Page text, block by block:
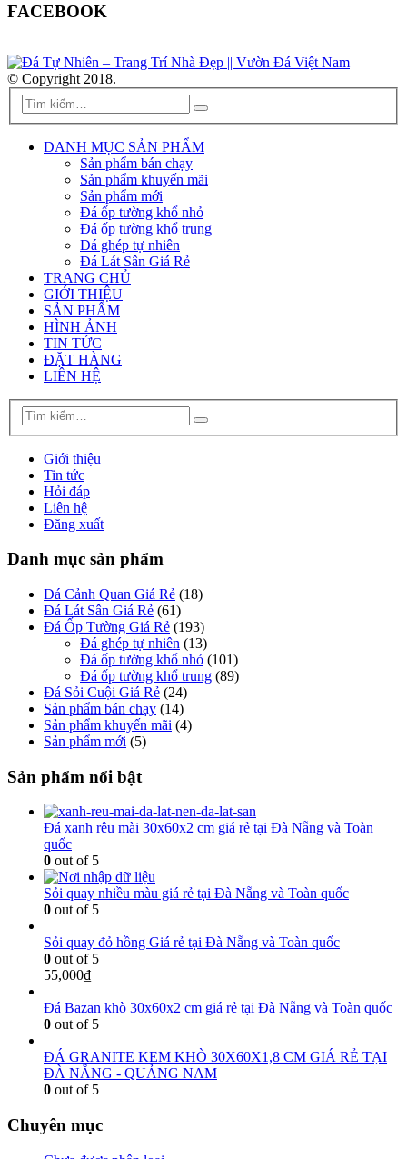
FACEBOOK
© Copyright 2018.
DANH MỤC SẢN PHẨM
Sản phẩm bán chạy
Sản phẩm khuyến mãi
Sản phẩm mới
Đá ốp tường khổ nhỏ
Đá ốp tường khổ trung
Đá ghép tự nhiên
Đá Lát Sân Giá Rẻ
TRANG CHỦ
GIỚI THIỆU
SẢN PHẨM
HÌNH ẢNH
TIN TỨC
ĐẶT HÀNG
LIÊN HỆ
Giới thiệu
Tin tức
Hỏi đáp
Liên hệ
Đăng xuất
Danh mục sản phẩm
Đá Cảnh Quan Giá Rẻ (18)
Đá Lát Sân Giá Rẻ (61)
Đá Ốp Tường Giá Rẻ (193)
Đá ghép tự nhiên (13)
Đá ốp tường khổ nhỏ (101)
Đá ốp tường khổ trung (89)
Đá Sỏi Cuội Giá Rẻ (24)
Sản phẩm bán chạy (14)
Sản phẩm khuyến mãi (4)
Sản phẩm mới (5)
Sản phẩm nổi bật
Đá xanh rêu mài 30x60x2 cm giá rẻ tại Đà Nẵng và Toàn
quốc
0 out of 5
Sỏi quay nhiều màu giá rẻ tại Đà Nẵng và Toàn quốc
0 out of 5
Sỏi quay đỏ hồng Giá rẻ tại Đà Nẵng và Toàn quốc
0 out of 5
55,000₫
Đá Bazan khò 30x60x2 cm giá rẻ tại Đà Nẵng và Toàn quốc
0 out of 5
ĐÁ GRANITE KEM KHÒ 30X60X1,8 CM GIÁ RẺ TẠI
ĐÀ NẴNG - QUẢNG NAM
0 out of 5
Chuyên mục